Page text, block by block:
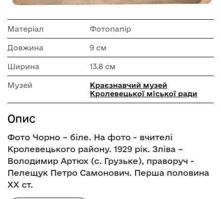
Матеріал Фотопапір
Довжина 9 см
Ширина 13.8 см
Музей
Краєзнавчий музей
Кролевецької міської ради
Опис
Фото Чорно – біле. На фото - вчителі
Кролевецького району. 1929 рік. Зліва –
Володимир Артюх (с. Грузьке), праворуч -
Пелещук Петро Самонович. Перша половина
ХХ ст.